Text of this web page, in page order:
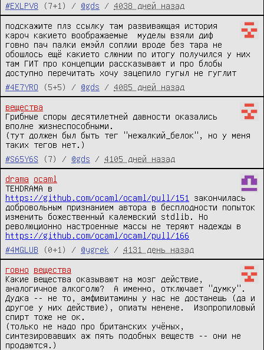
#EXLPV8
(7+1) / @gds / 4038 дней назад
подскажите плз ссылку там развивающая история
кароч какието воображаемые  муделы взяли диф
говно пач палки емэйл соплии вроде без тара не
обошлось ещё какието слюнии по итогу получился у них
там ГИТ про концепции рассказывают и про блобы
доступно перечитать хочу зацепило гугыл не гуглит
#4E7YRO
(5+5) / @gds / 4085 дней назад
вещества
Грибные споры десятилетней давности оказались
вполне жизнеспособными.
(тут должен был быть тег "нежалкий_белок", но у меня
таких тегов нет.)
#S65Y6S
(7) / @gds / 4105 дней назад
drama
ocaml
https://github.com/ocaml/ocaml/pull/151
закончилась
добровольным признанием автора в бесплодности попыток
изменить божественный калемвский stdlib. Но
https://github.com/ocaml/ocaml/pull/166
#4MGLUB
(0+1) / @ygrek / 4131 день назад
говно
вещества
Какие вещества оказывают на мозг действие,
аналогичное алкоголю?  А именно, отключает "думку".
Дудка -- не то, амфивитамины у нас не достанешь (да и
другое у них действие), опиаты ненене.  Изопропиловый
спирт тоже не ок.
(только не надо про британских учёных,
синтезировавших аж пять подобных веществ -- они не
продаются.)